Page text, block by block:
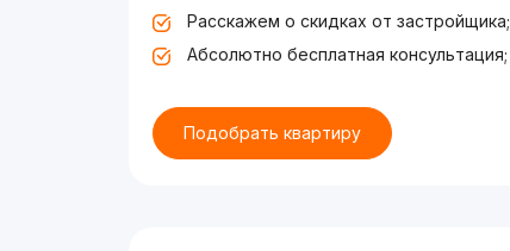
Расскажем о скидках от застройщика;
Абсолютно бесплатная консультация;
Подобрать квартиру